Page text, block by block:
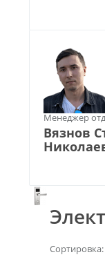
Менеджер
Вязнов
Сортировка: